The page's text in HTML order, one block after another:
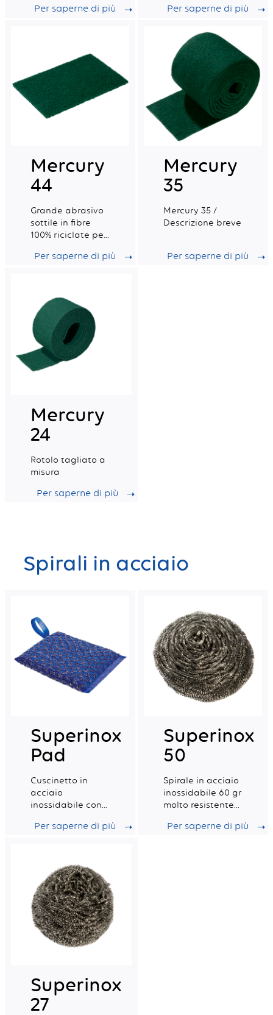
pulizia intensiva
Per saperne di più Per saperne di più
Mercury
44
Grande abrasivo
sottile in fibre
100% riciclate per
generale di
pulito più a lungo
grazie al nuovo
trattamento
"grasso stop"
Per saperne di più
Mercury
35
Mercury 35 /
Descrizione breve
Per saperne di più
Mercury
24
Rotolo tagliato a
misura
Per saperne di più
Spirali in acciaio
Superinox
Pad
Cuscinetto in
acciaio
inossidabile con
abrasivo
Per saperne di più
Superinox
50
Spirale in acciaio
inossidabile 60 gr
molto resistente
più incrostate
Per saperne di più
Superinox
27